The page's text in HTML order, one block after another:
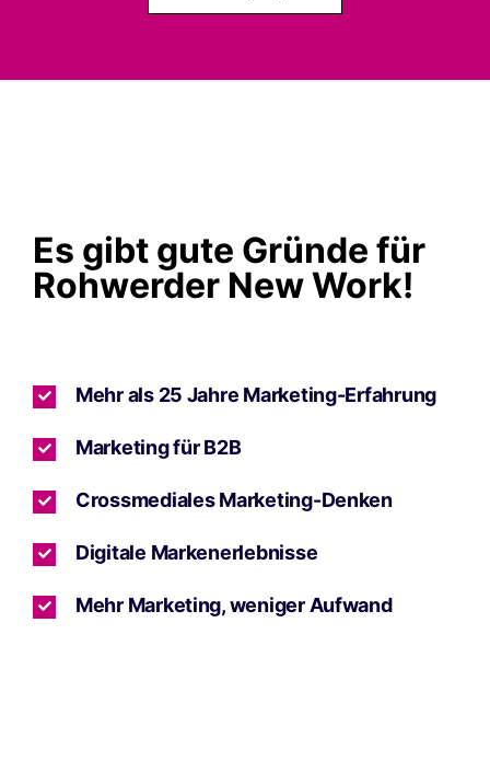
Es gibt gute Gründe für
Rohwerder New Work!
Mehr als 25 Jahre Marketing-Erfahrung
Marketing für B2B
Crossmediales Marketing-Denken
Digitale Markenerlebnisse
Mehr Marketing, weniger Aufwand